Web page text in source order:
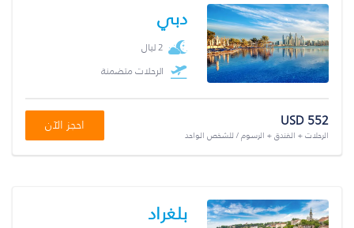
دبي
2 ليال
الرحلات متضمنة
USD 552
الرحلات + الفندق + الرسوم / للشخص الواحد
احجز الآن
بلغراد